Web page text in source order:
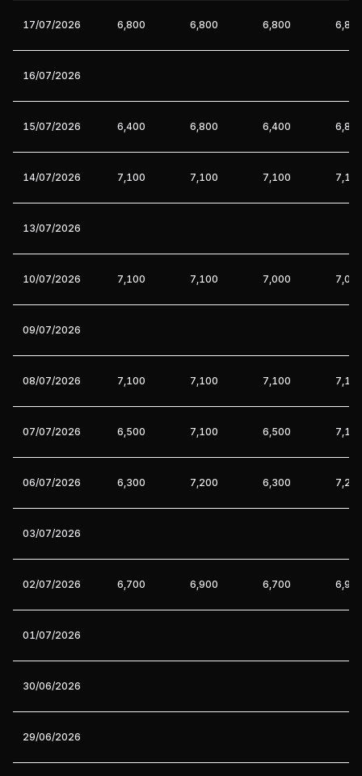
17/07/2026 6,800 6,800 6,800
16/07/2026
15/07/2026 6,400 6,800 6,400
14/07/2026 7,100 7,100 7,100
13/07/2026
10/07/2026 7,100 7,100 7,000
09/07/2026
08/07/2026 7,100 7,100 7,100
07/07/2026 6,500 7,100 6,500
06/07/2026 6,300 7,200 6,300
03/07/2026
02/07/2026 6,700 6,900 6,700
01/07/2026
30/06/2026
29/06/2026